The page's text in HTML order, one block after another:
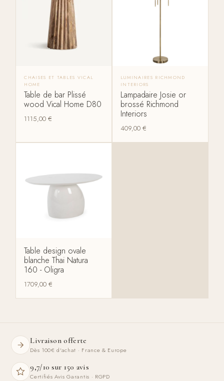
CHAISES ET TABLES VICAL
HOME
Table de bar Plissé
wood Vical Home D80
1115,00€
LUMINAIRES RICHMOND
INTERIORS
Lampadaire Josie or
brossé Richmond
Interiors
409,00 €
Table design ovale
blanche Thai Natura
160 - Oligra
1709,00€
Livraison offerte
Dès 100€ d'achat · France & Europe
9,7/10 sur 150 avis
Certifiés Avis Garantis · RGPD